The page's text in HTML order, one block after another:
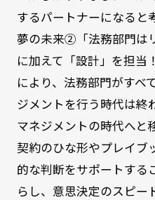
するパートナーになると
夢の未来②「法務部門は
に加えて「設計」を担当
により、法務部門がすべ
ジメントを行う時代は終
マネジメントの時代へと
契約のひな形やプレイブ
的な判断をサポートする
らし、意思決定のスピー